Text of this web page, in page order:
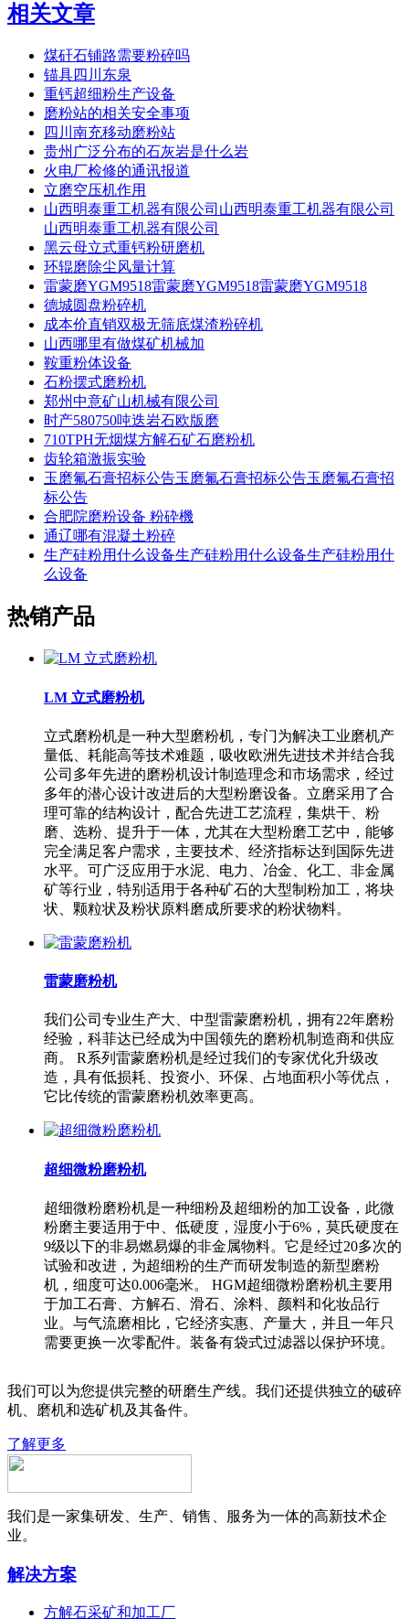
相关文章
煤矸石铺路需要粉碎吗
锚具四川东泉
重钙超细粉生产设备
磨粉站的相关安全事项
四川南充移动磨粉站
贵州广泛分布的石灰岩是什么岩
火电厂检修的通讯报道
立磨空压机作用
山西明泰重工机器有限公司山西明泰重工机器有限公司
山西明泰重工机器有限公司
黑云母立式重钙粉研磨机
环辊磨除尘风量计算
雷蒙磨YGM9518雷蒙磨YGM9518雷蒙磨YGM9518
德城圆盘粉碎机
成本价直销双极无筛底煤渣粉碎机
山西哪里有做煤矿机械加
鞍重粉体设备
石粉摆式磨粉机
郑州中意矿山机械有限公司
时产580750吨迭岩石欧版磨
710TPH无烟煤方解石矿石磨粉机
齿轮箱激振实验
玉磨氟石膏招标公告玉磨氟石膏招标公告玉磨氟石膏招
标公告
合肥院磨粉设备 粉砕機
通辽哪有混凝土粉碎
生产硅粉用什么设备生产硅粉用什么设备生产硅粉用什
么设备
热销产品
LM 立式磨粉机
立式磨粉机是一种大型磨粉机，专门为解决工业磨机产
量低、耗能高等技术难题，吸收欧洲先进技术并结合我
公司多年先进的磨粉机设计制造理念和市场需求，经过
多年的潜心设计改进后的大型粉磨设备。立磨采用了合
理可靠的结构设计，配合先进工艺流程，集烘干、粉
磨、选粉、提升于一体，尤其在大型粉磨工艺中，能够
完全满足客户需求，主要技术、经济指标达到国际先进
水平。可广泛应用于水泥、电力、冶金、化工、非金属
矿等行业，特别适用于各种矿石的大型制粉加工，将块
状、颗粒状及粉状原料磨成所要求的粉状物料。
雷蒙磨粉机
我们公司专业生产大、中型雷蒙磨粉机，拥有22年磨粉
经验，科菲达已经成为中国领先的磨粉机制造商和供应
商。 R系列雷蒙磨粉机是经过我们的专家优化升级改
造，具有低损耗、投资小、环保、占地面积小等优点，
它比传统的雷蒙磨粉机效率更高。
超细微粉磨粉机
超细微粉磨粉机是一种细粉及超细粉的加工设备，此微
粉磨主要适用于中、低硬度，湿度小于6%，莫氏硬度在
9级以下的非易燃易爆的非金属物料。它是经过20多次的
试验和改进，为超细粉的生产而研发制造的新型磨粉
机，细度可达0.006毫米。 HGM超细微粉磨粉机主要用
于加工石膏、方解石、滑石、涂料、颜料和化妆品行
业。与气流磨相比，它经济实惠、产量大，并且一年只
需要更换一次零配件。装备有袋式过滤器以保护环境。
我们可以为您提供完整的研磨生产线。我们还提供独立的破碎
机、磨机和选矿机及其备件。
了解更多
我们是一家集研发、生产、销售、服务为一体的高新技术企
业。
解决方案
方解石采矿和加工厂